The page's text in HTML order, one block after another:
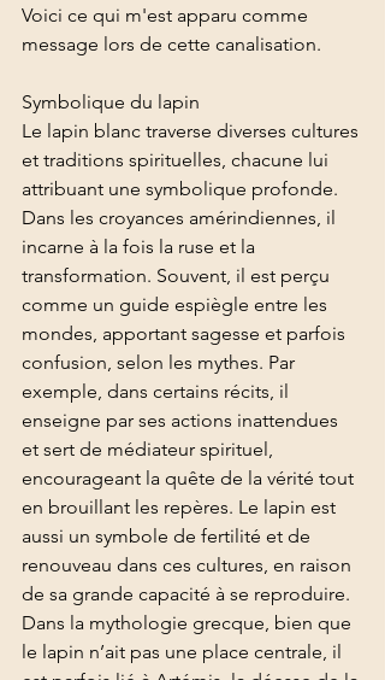
Voici ce qui m'est apparu comme
message lors de cette canalisation.
Symbolique du lapin
Le lapin blanc traverse diverses cultures
et traditions spirituelles, chacune lui
attribuant une symbolique profonde.
Dans les croyances amérindiennes, il
incarne à la fois la ruse et la
transformation. Souvent, il est perçu
comme un guide espiègle entre les
mondes, apportant sagesse et parfois
confusion, selon les mythes. Par
exemple, dans certains récits, il
enseigne par ses actions inattendues
et sert de médiateur spirituel,
encourageant la quête de la vérité tout
en brouillant les repères. Le lapin est
aussi un symbole de fertilité et de
renouveau dans ces cultures, en raison
de sa grande capacité à se reproduire.
Dans la mythologie grecque, bien que
le lapin n’ait pas une place centrale, il